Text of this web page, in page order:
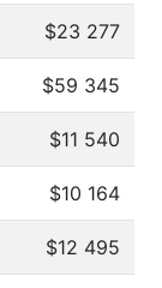
$23 277
$59 345
$11 540
$10 164
$12 495